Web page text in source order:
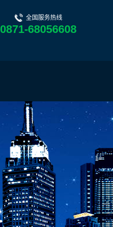
全国服务热线
0871-68056608